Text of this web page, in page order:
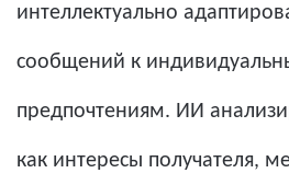
интеллектуально
сообщений к
предпочтениям. ИИ
как интересы получателя,